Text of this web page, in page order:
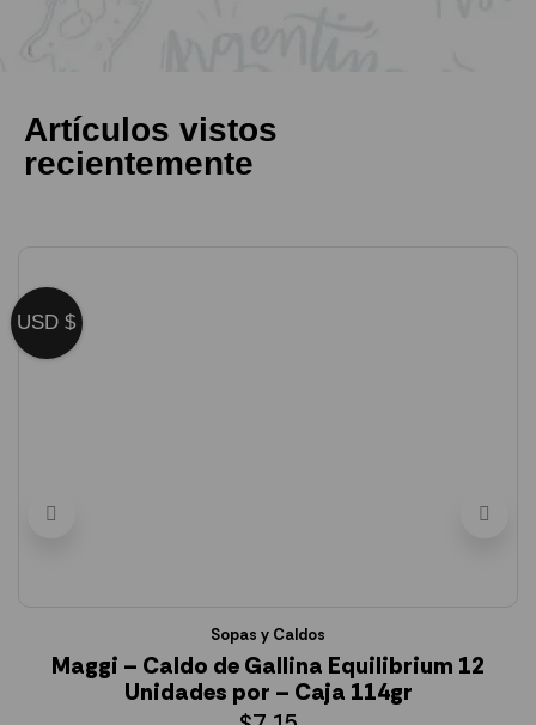
Artículos vistos
recientemente
Sopas y Caldos
Maggi – Caldo de Gallina Equilibrium 12
Unidades por – Caja 114gr
USD $